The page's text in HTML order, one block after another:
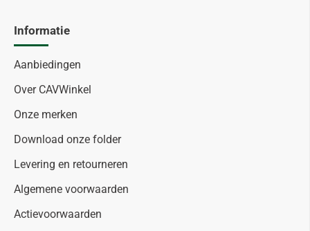
Informatie
Aanbiedingen
Over CAVWinkel
Onze merken
Download onze folder
Levering en retourneren
Algemene voorwaarden
Actievoorwaarden